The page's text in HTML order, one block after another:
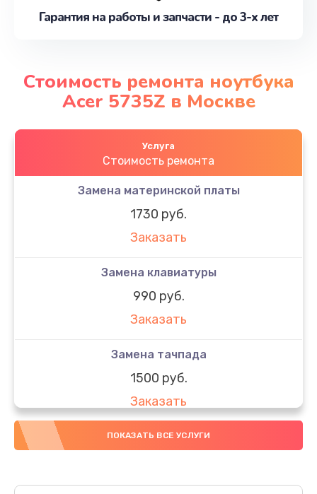
Гарантия на работы и запчасти - до 3-х лет
Стоимость ремонта ноутбука
Acer 5735Z в Москве
Услуга
Стоимость ремонта
Замена материнской платы
1730 руб.
Заказать
Замена клавиатуры
990 руб.
Заказать
Замена тачпада
1500 руб.
Заказать
Замена южного моста
Заказать
ПОКАЗАТЬ ВСЕ УСЛУГИ